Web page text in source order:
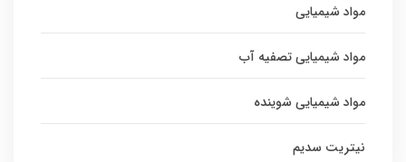
مواد شیمیایی
مواد شیمیایی تصفیه آب
مواد شیمیایی شوینده
نیتریت سدیم